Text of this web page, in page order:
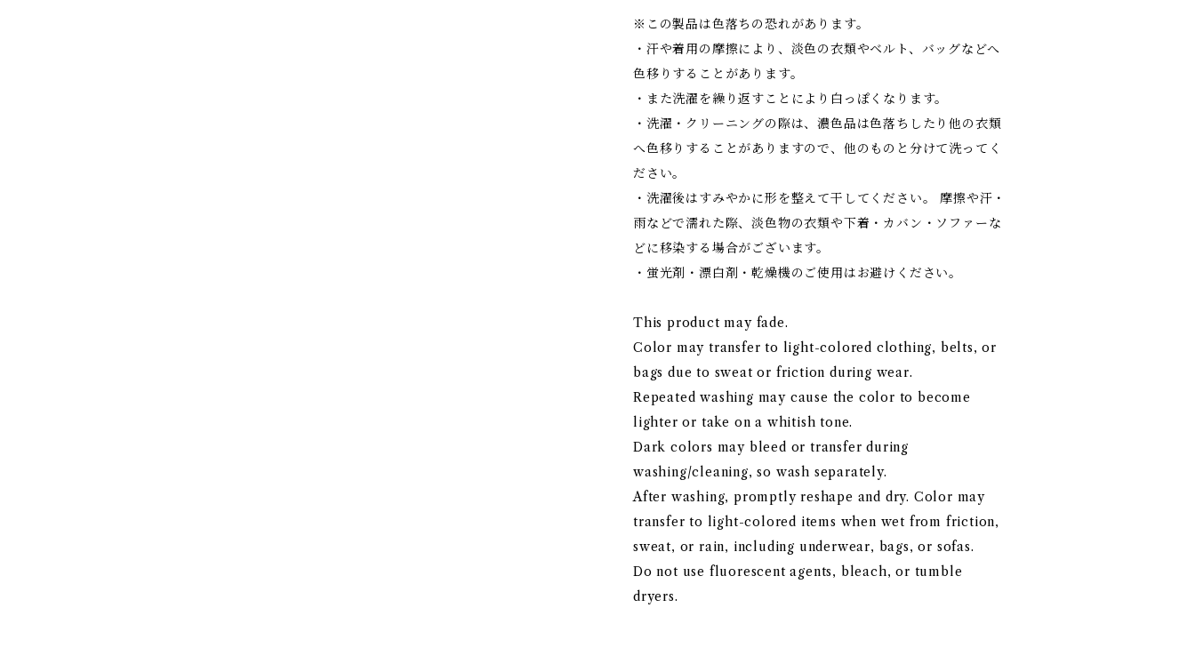
※この製品は色落ちの恐れがあります。
・汗や着用の摩擦により、淡色の衣類やベルト、バッグなどへ
色移りすることがあります。
・また洗濯を繰り返すことにより白っぽくなります。
・洗濯・クリーニングの際は、濃色品は色落ちしたり他の衣類
へ色移りすることがありますので、他のものと分けて洗ってく
ださい。
・洗濯後はすみやかに形を整えて干してください。 摩擦や汗・
雨などで濡れた際、淡色物の衣類や下着・カバン・ソファーな
どに移染する場合がございます。
・蛍光剤・漂白剤・乾燥機のご使用はお避けください。
This product may fade.
Color may transfer to light-colored clothing, belts, or
bags due to sweat or friction during wear.
Repeated washing may cause the color to become
lighter or take on a whitish tone.
Dark colors may bleed or transfer during
washing/cleaning, so wash separately.
After washing, promptly reshape and dry. Color may
transfer to light-colored items when wet from friction,
sweat, or rain, including underwear, bags, or sofas.
Do not use fluorescent agents, bleach, or tumble
dryers.